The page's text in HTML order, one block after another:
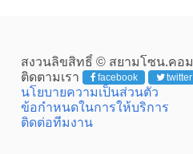
สงวนลิขสิทธิ์ © สยามโซน.คอม
ติดตามเรา
facebook twitter
นโยบายความเป็นส่วนตัว
ข้อกำหนดในการให้บริการ
ติดต่อทีมงาน